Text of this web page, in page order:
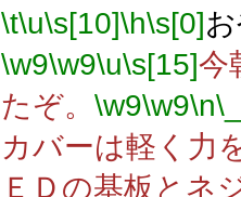
\t\u\s[10]\h\s[0]
\w9\w9\u\s[15]今
たぞ。 \w9\w9\n
カバーは軽く力
ＥＤの基板とネ